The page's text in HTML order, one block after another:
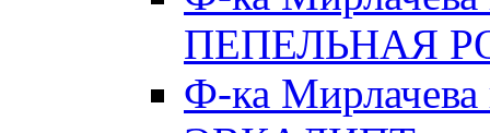
ПЕПЕЛЬНАЯ
Ф-ка